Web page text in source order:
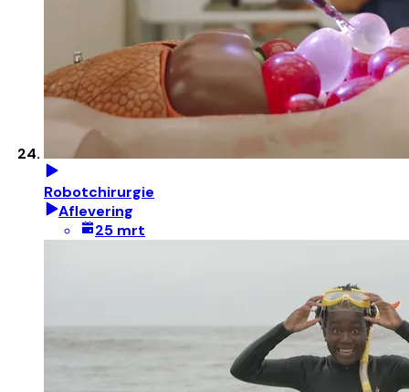
Robotchirurgie
Aflevering
25 mrt